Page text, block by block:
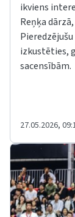
ikviens
Reņķa
izkustēties,
sacensībām.
27.05.2026,